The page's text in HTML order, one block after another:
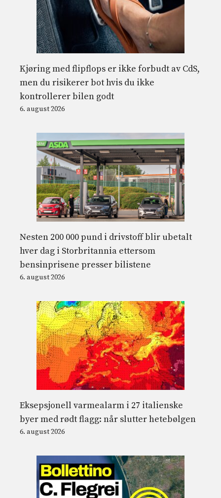
Kjøring med flipflops er ikke forbudt av CdS,
men du risikerer bot hvis du ikke
kontrollerer bilen godt
6. august 2026
Nesten 200 000 pund i drivstoff blir ubetalt
hver dag i Storbritannia ettersom
bensinprisene presser bilistene
6. august 2026
Eksepsjonell varmealarm i 27 italienske
byer med rødt flagg: når slutter hetebølgen
6. august 2026